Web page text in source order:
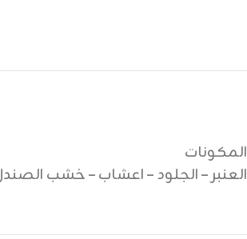
المكونات
العنبر – الجلود – اعشاب – خشب